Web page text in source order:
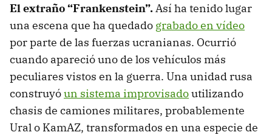
El extraño “Frankenstein”.Así ha tenido lugar
una escena que ha quedado grabado en vídeo
por parte de las fuerzas ucranianas. Ocurrió
cuando apareció uno de los vehículos más
peculiares vistos en la guerra. Una unidad rusa
construyóun sistema improvisadoutilizando
chasis de camiones militares, probablemente
Ural o KamAZ, transformados en una especie de